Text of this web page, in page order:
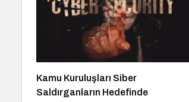
Kamu Kuruluşları Siber
Saldırganların Hedefinde